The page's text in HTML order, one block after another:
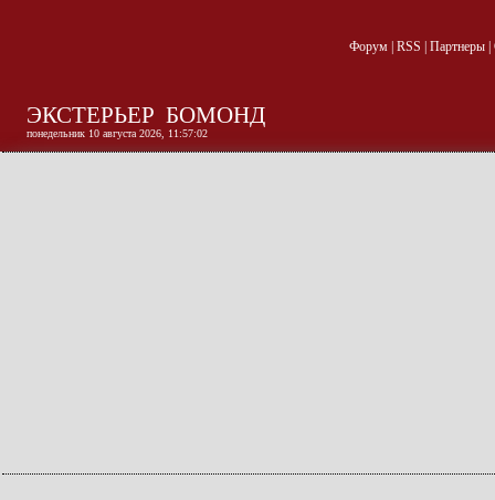
Форум| RSS Партнеры|
ЭКСТЕРЬЕР БОМОНД
понедельник 10 августа 2026, 11:57:02